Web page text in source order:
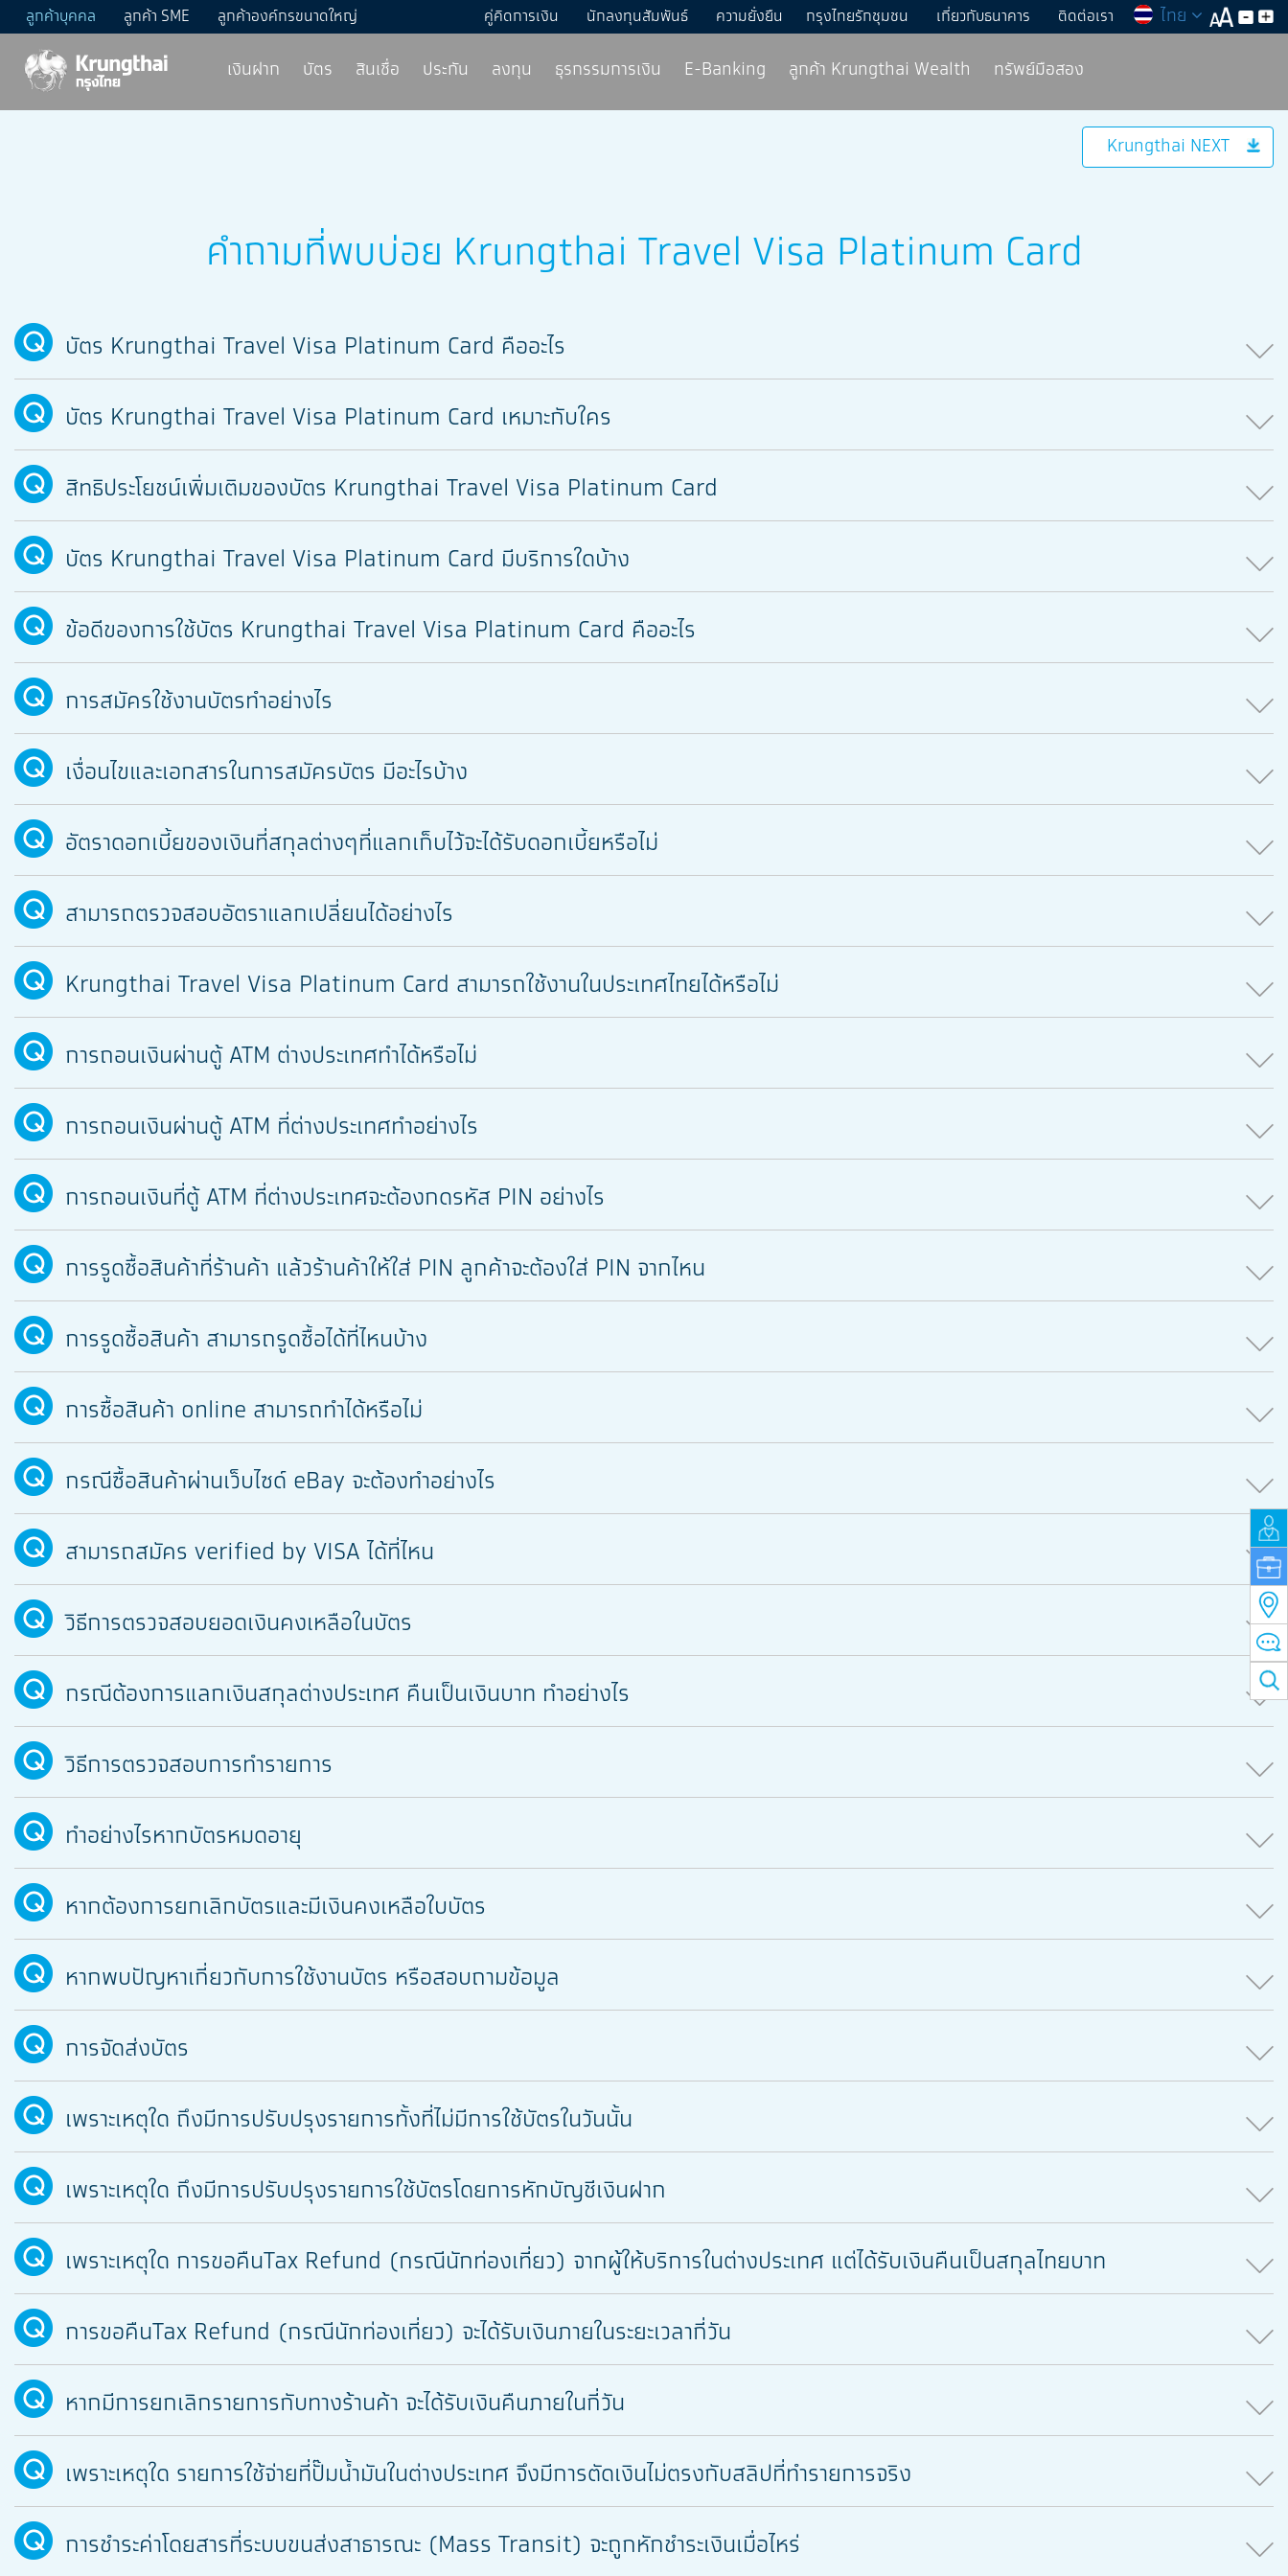
ลูกค้าบุคคล ลูกค้า SME ลูกค้าองค์กรขนาดใหญ่ คู่คิดการเงิน นักลงทุนสัมพันธ์ ความยั่งยืน กรุงไทยรักชุมชน เกี่ยวกับธนาคาร ติดต่อเรา ไทย
เงินฝาก บัตร สินเชื่อ ประกัน ลงทุน ธุรกรรมการเงิน E-Banking ลูกค้า Krungthai Wealth ทรัพย์มือสอง
Krungthai NEXT
คำถามที่พบบ่อย Krungthai Travel Visa Platinum Card
บัตร Krungthai Travel Visa Platinum Card คืออะไร
บัตร Krungthai Travel Visa Platinum Card เหมาะกับใคร
สิทธิประโยชน์เพิ่มเติมของบัตร Krungthai Travel Visa Platinum Card
บัตร Krungthai Travel Visa Platinum Card มีบริการใดบ้าง
ข้อดีของการใช้บัตร Krungthai Travel Visa Platinum Card คืออะไร
การสมัครใช้งานบัตรทำอย่างไร
เงื่อนไขและเอกสารในการสมัครบัตร มีอะไรบ้าง
อัตราดอกเบี้ยของเงินที่สกุลต่างๆที่แลกเก็บไว้จะได้รับดอกเบี้ยหรือไม่
สามารถตรวจสอบอัตราแลกเปลี่ยนได้อย่างไร
Krungthai Travel Visa Platinum Card สามารถใช้งานในประเทศไทยได้หรือไม่
การถอนเงินผ่านตู้ ATM ต่างประเทศทำได้หรือไม่
การถอนเงินผ่านตู้ ATM ที่ต่างประเทศทำอย่างไร
การถอนเงินที่ตู้ ATM ที่ต่างประเทศจะต้องกดรหัส PIN อย่างไร
การรูดซื้อสินค้าที่ร้านค้า แล้วร้านค้าให้ใส่ PIN ลูกค้าจะต้องใส่ PIN จากไหน
การรูดซื้อสินค้า สามารถรูดซื้อได้ที่ไหนบ้าง
การซื้อสินค้า online สามารถทำได้หรือไม่
กรณีซื้อสินค้าผ่านเว็บไซด์ eBay จะต้องทำอย่างไร
สามารถสมัคร verified by VISA ได้ที่ไหน
วิธีการตรวจสอบยอดเงินคงเหลือในบัตร
กรณีต้องการแลกเงินสกุลต่างประเทศ คืนเป็นเงินบาท ทำอย่างไร
วิธีการตรวจสอบการทำรายการ
ทำอย่างไรหากบัตรหมดอายุ
หากต้องการยกเลิกบัตรและมีเงินคงเหลือใบบัตร
หากพบปัญหาเกี่ยวกับการใช้งานบัตร หรือสอบถามข้อมูล
การจัดส่งบัตร
เพราะเหตุใด ถึงมีการปรับปรุงรายการทั้งที่ไม่มีการใช้บัตรในวันนั้น
เพราะเหตุใด ถึงมีการปรับปรุงรายการใช้บัตรโดยการหักบัญชีเงินฝาก
เพราะเหตุใด การขอคืนTax Refund (กรณีนักท่องเที่ยว) จากผู้ให้บริการในต่างประเทศ แต่ได้รับเงินคืนเป็นสกุลไทยบาท
การขอคืนTax Refund (กรณีนักท่องเที่ยว) จะได้รับเงินภายในระยะเวลากี่วัน
หากมีการยกเลิกรายการกับทางร้านค้า จะได้รับเงินคืนภายในกี่วัน
เพราะเหตุใด รายการใช้จ่ายที่ปั๊มน้ำมันในต่างประเทศ จึงมีการตัดเงินไม่ตรงกับสลิปที่ทำรายการจริง
การชำระค่าโดยสารที่ระบบขนส่งสาธารณะ (Mass Transit) จะถูกหักชำระเงินเมื่อไหร่